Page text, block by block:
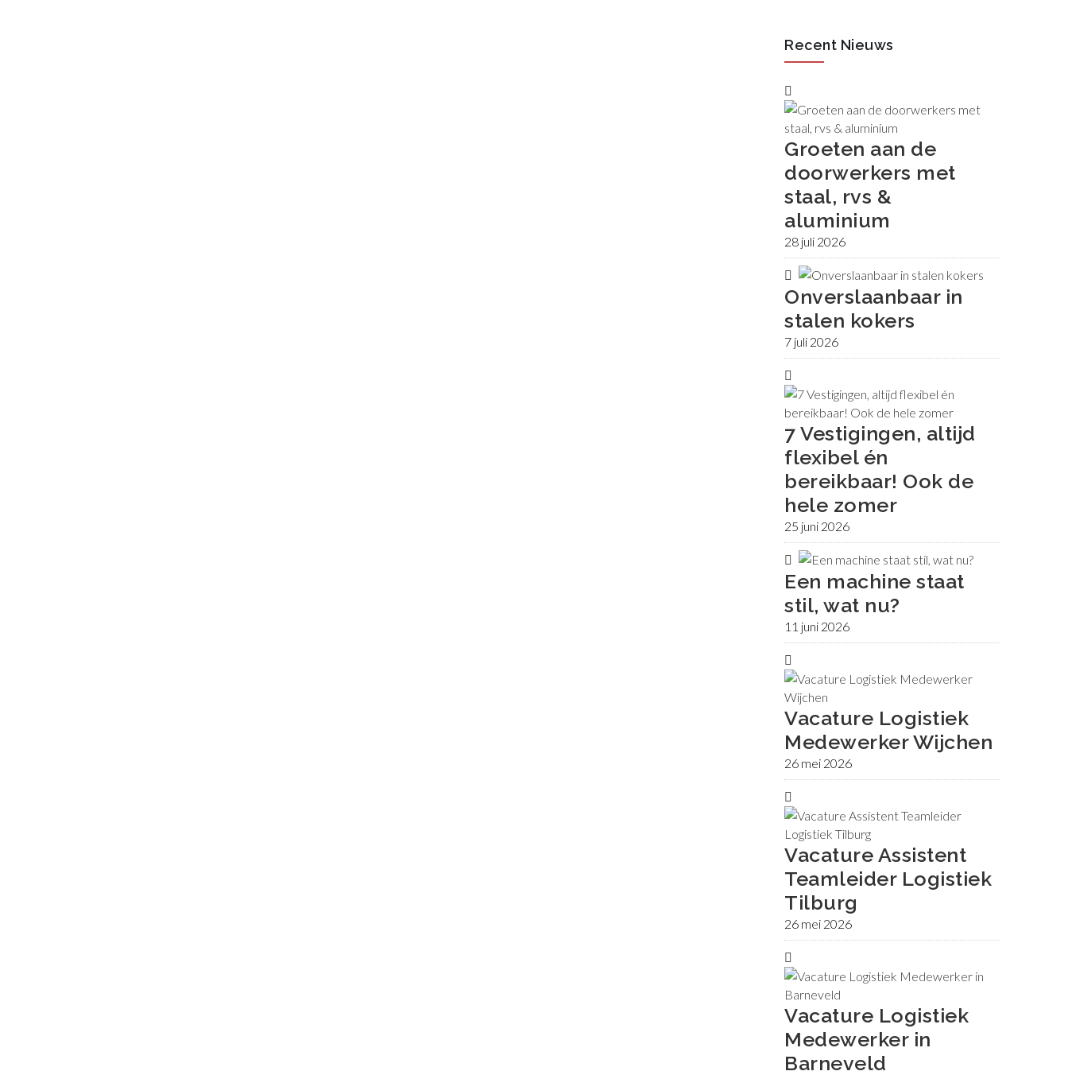
Recent Nieuws
Groeten aan de
doorwerkers met
staal, rvs &
aluminium
28 juli 2026
Onverslaanbaar in
stalen kokers
7 juli 2026
7 Vestigingen, altijd
flexibel én
bereikbaar! Ook de
hele zomer
25 juni 2026
Een machine staat
stil, wat nu?
11 juni 2026
Vacature Logistiek
Medewerker Wijchen
26 mei 2026
Vacature Assistent
Teamleider Logistiek
Tilburg
26 mei 2026
Vacature Logistiek
Medewerker in
Barneveld